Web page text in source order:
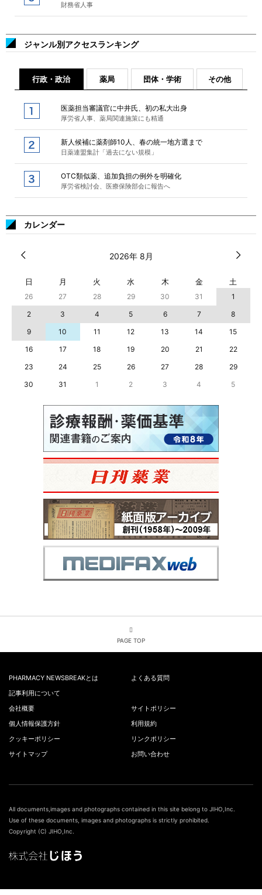
財務省人事
ジャンル別アクセスランキング
行政・政治 薬局 団体・学術 その他
医薬担当審議官に中井氏、初の私大出身
厚労省人事、薬局関連施策にも精通
新人候補に薬剤師10人、春の統一地方選まで
日薬連盟集計「過去にない規模」
OTC類似薬、追加負担の例外を明確化
厚労省検討会、医療保険部会に報告へ
カレンダー
2026年 8月
日 月 火 水 木 金 土
26 27 28 29 30 31
1
2
3 4 5 6 7
8
9
10 11 12 13 14
15
16
17 18 19 20 21
22
23
24 25 26 27 28
29
30
31 1 2 3 4 5
PAGE TOP
PHARMACY NEWSBREAKとは
よくある質問
記事利用について
会社概要
サイトポリシー
個人情報保護方針
利用規約
クッキーポリシー
リンクポリシー
サイトマップ
お問い合わせ
All documents,images and photographs contained in this site belong to JIHO,Inc.
Use of these documents, images and photographs is strictly prohibited.
Copyright (C) JIHO,Inc.